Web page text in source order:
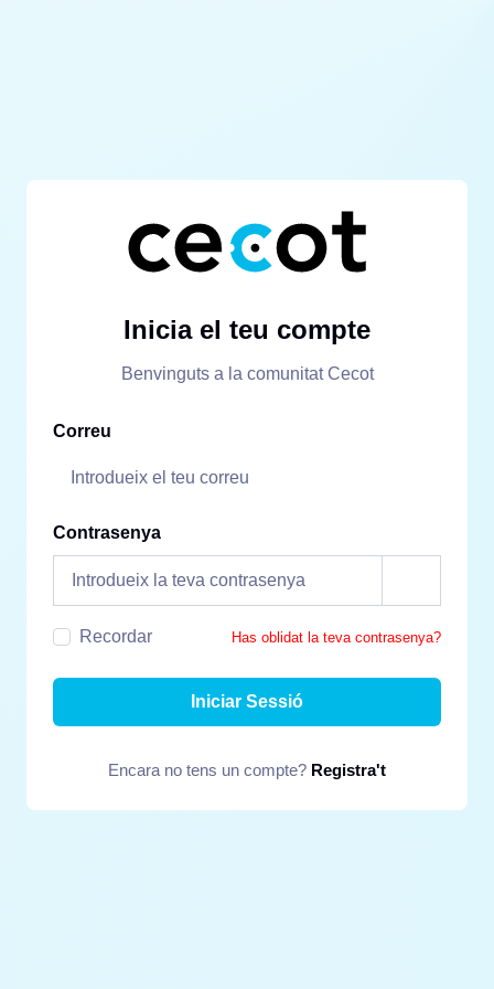
Inicia el teu compte
Benvinguts a la comunitat Cecot
Correu
Contrasenya
Recordar Has oblidat la teva contrasenya?
Iniciar Sessió
Encara no tens un compte? Registra't